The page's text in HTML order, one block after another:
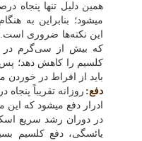
همین دلیل تنها پنجاه
می‏شود؛ بنابراین به
این نکته‌ها ضروری
که بیش از سی‌گرم در
کلسیم را کاهش دهد؛ پس
باید از افراط در خوردن
دفع: روزانه تقریباً
ادرار دفع می‏شود که
در دوران رشد سریع
یائسگی، دفع کلسیم